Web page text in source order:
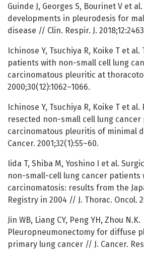
Guinde J, Georges S, Bourinet V et
developments in pleurodesis for
disease // Clin. Respir. J.
Ichinose Y, Tsuchiya R, Koike T et
patients with non-small cell lung
carcinomatous pleuritic at
2000;30(12):1062–1066.
Ichinose Y, Tsuchiya R, Koike T et
resected non-small cell lung
carcinomatous pleuritis of minimal
Cancer. 2001;32(1):55–60.
Iida T, Shiba M, Yoshino I et al.
non-small-cell lung cancer patients
carcinomatosis: results from the
Registry in 2004 // J. Thorac. Oncol.
Jin WB, Liang CY, Peng YH, Zhou N.K.
Pleuropneumonectomy for diffuse
primary lung cancer // J. Cancer.